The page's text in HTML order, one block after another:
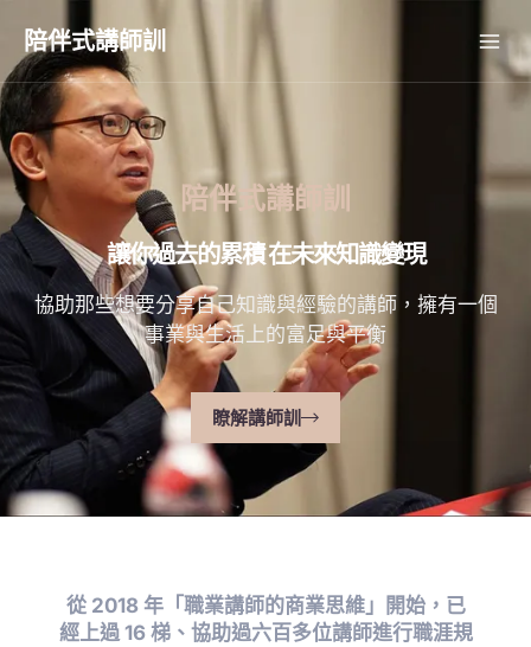
主
要
內
容
陪伴式講師訓
陪伴式講師訓
讓你過去的累積 在未來知識變現
協助那些想要分享自己知識與經驗的講師，擁有一個
事業與生活上的富足與平衡
瞭解講師訓
從 2018 年「職業講師的商業思維」開始，已
經上過 16 梯、協助過六百多位講師進行職涯規